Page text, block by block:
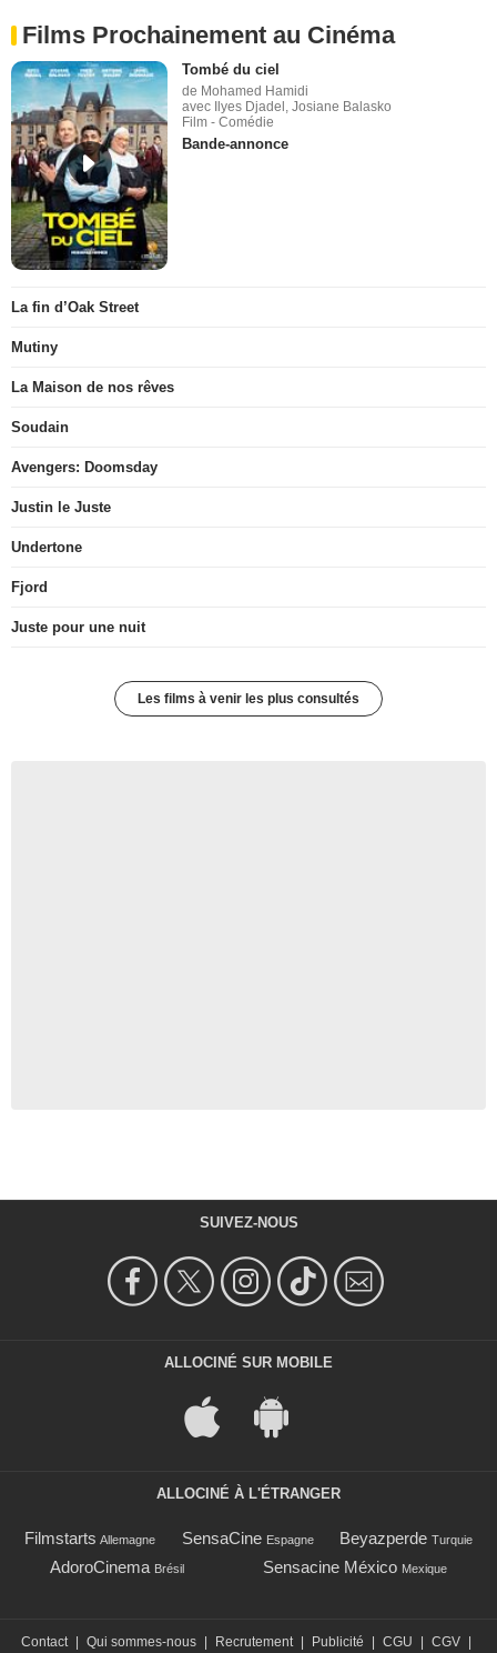
Films Prochainement au Cinéma
Tombé du ciel
de Mohamed Hamidi
avec Ilyes Djadel, Josiane Balasko
Film - Comédie
Bande-annonce
La fin d’Oak Street
Mutiny
La Maison de nos rêves
Soudain
Avengers: Doomsday
Justin le Juste
Undertone
Fjord
Juste pour une nuit
Les films à venir les plus consultés
SUIVEZ-NOUS
ALLOCINÉ SUR MOBILE
ALLOCINÉ À L'ÉTRANGER
Filmstarts Allemagne SensaCine Espagne Beyazperde Turquie
AdoroCinema Brésil Sensacine México Mexique
Contact Qui sommes-nous Recrutement Publicité CGU CGV